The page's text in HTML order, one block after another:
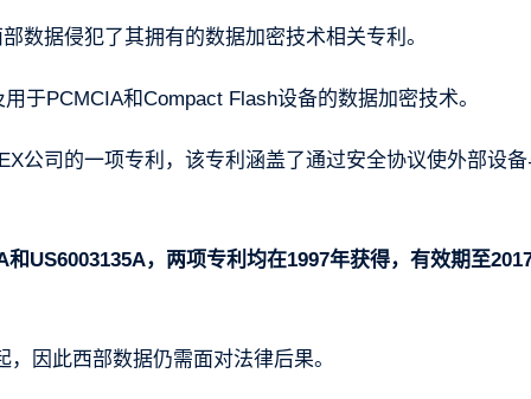
数据侵犯了其拥有的数据加密技术相关专利。
于PCMCIA和Compact Flash设备的数据加密技术。
公司的一项专利，该专利涵盖了通过安全协议使外部设
US6003135A，两项专利均在1997年获得，有效期至
因此西部数据仍需面对法律后果。